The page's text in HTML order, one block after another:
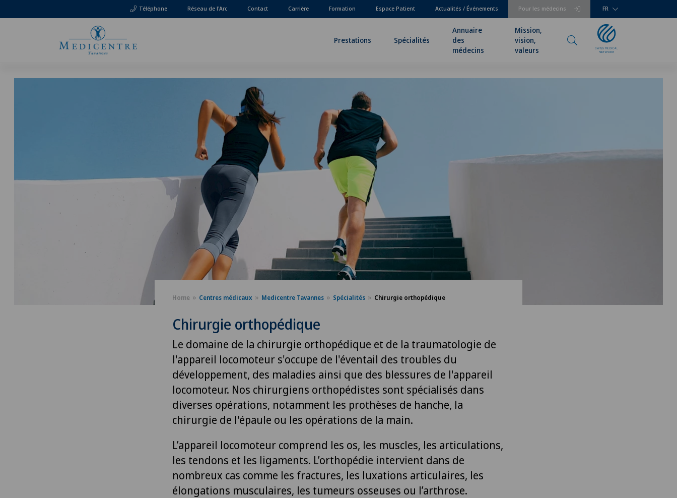
Téléphone Pour les médecins
Réseau de l'Arc Contact Carrière Formation Espace Patient Actualités / Événements FR
Prestations Spécialités
Annuaire
des
médecins
Mission,
vision,
valeurs
Home Centres médicaux Medicentre Tavannes Spécialités Chirurgie orthopédique
Chirurgie orthopédique
Le domaine de la chirurgie orthopédique et de la traumatologie de
l'appareil locomoteur s'occupe de l'éventail des troubles du
développement, des maladies ainsi que des blessures de l'appareil
locomoteur. Nos chirurgiens orthopédistes sont spécialisés dans
diverses opérations, notamment les prothèses de hanche, la
chirurgie de l'épaule ou les opérations de la main.
L’appareil locomoteur comprend les os, les muscles, les articulations,
les tendons et les ligaments. L’orthopédie intervient dans de
nombreux cas comme les fractures, les luxations articulaires, les
élongations musculaires, les tumeurs osseuses ou l’arthrose.